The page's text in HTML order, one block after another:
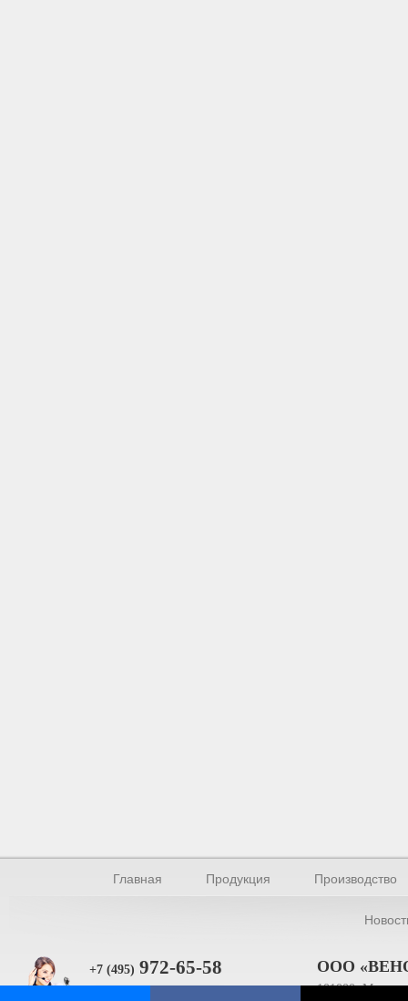
Главная Продукция Производство
+7 (495) 972-65-58 ООО
101000,